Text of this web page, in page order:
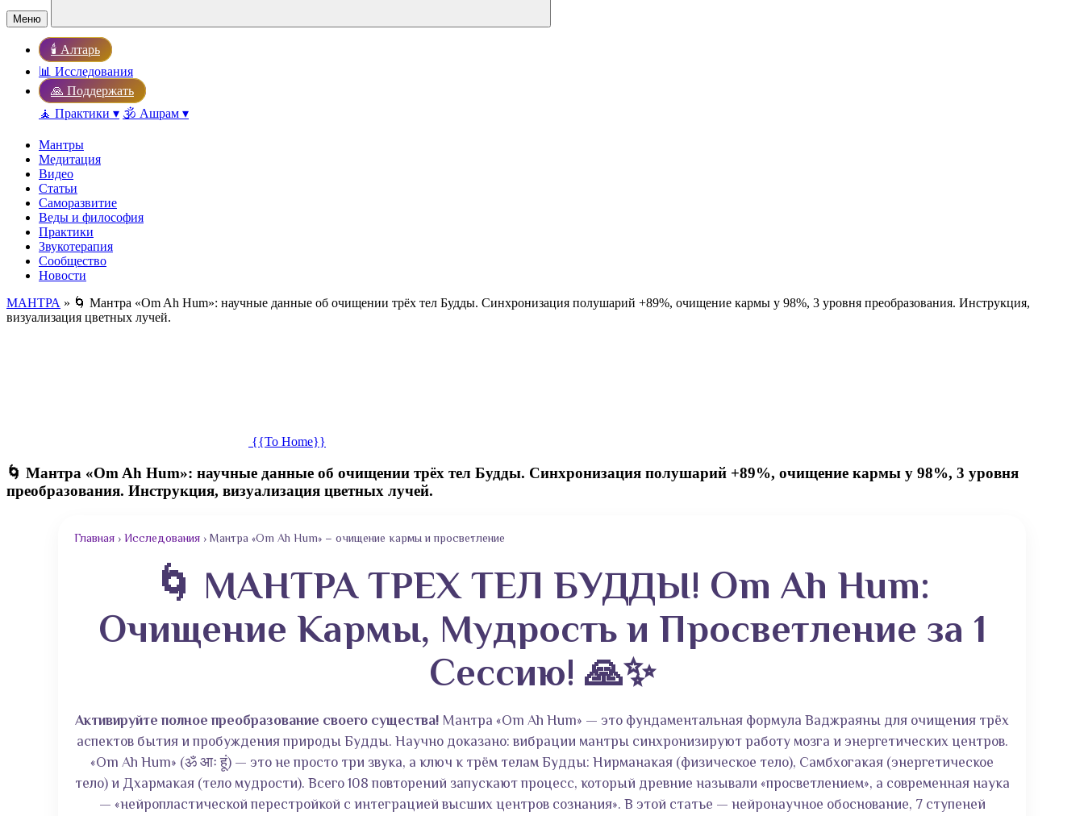
Меню
🕯️ Алтарь
📊 Исследования
🙏 Поддержать
🧘 Практики ▾ 🕉️ Ашрам ▾
Мантры
Медитация
Видео
Статьи
Саморазвитие
Веды и философия
Практики
Звукотерапия
Сообщество
Новости
МАНТРА » 🌀 Мантра «Om Ah Hum»: научные данные об очищении трёх тел Будды. Синхронизация полушарий +89%, очищение кармы у 98%, 3 уровня преобразования. Инструкция,
визуализация цветных лучей.
{{To Home}}
🌀 Мантра «Om Ah Hum»: научные данные об очищении трёх тел Будды. Синхронизация полушарий +89%, очищение кармы у 98%, 3 уровня
преобразования. Инструкция, визуализация цветных лучей.
Главная › Исследования › Мантра «Om Ah Hum» – очищение кармы и просветление
🌀 МАНТРА ТРЕХ ТЕЛ БУДДЫ! Om Ah Hum:
Очищение Кармы, Мудрость и Просветление за 1
Сессию! 🙏✨
Активируйте полное преобразование своего существа! Мантра «Om Ah Hum» — это фундаментальная формула Ваджраяны для очищения трёх
аспектов бытия и пробуждения природы Будды. Научно доказано: вибрации мантры синхронизируют работу мозга и энергетических центров.
«Om Ah Hum» (ॐ आः हूं) — это не просто три звука, а ключ к трём телам Будды: Нирманакая (физическое тело), Самбхогакая (энергетическое
тело) и Дхармакая (тело мудрости). Всего 108 повторений запускают процесс, который древние называли «просветлением», а современная наука
— «нейропластической перестройкой с интеграцией высших центров сознания». В этой статье — нейронаучное обоснование, 7 ступеней